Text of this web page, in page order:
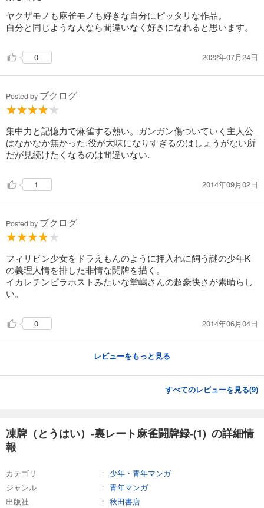
ヤクザモノも麻雀モノも好きな自分にピッタリな作品。
自分と同じような人なら間違いなく好きになれると思います。
0 2022年07月24日
Posted by ブクログ
集中力と記憶力で麻雀する熱い。ガンガン傷ついていく主人公
はなかなか無かった.役が大味になりすぎるのはしょうがない所
だが見続けたくなるのは間違いない.
1 2014年09月02日
Posted by ブクログ
フィリピン少女をドラえもんのように押入れに飼う謎の少年K
の義理人情を排した非情な闘牌を描く。
イカレチンピラホストみたいな堂嶋さんの超豪快さが素晴らし
い。
0 2014年06月04日
レビューをもっと見る
すべてのレビューを見る(9)
凍牌（とうはい）-裏レート麻雀闘牌録-(1) の詳細情
報
カテゴリ
少年・青年マンガ
ジャンル
青年マンガ
出版社
秋田書店